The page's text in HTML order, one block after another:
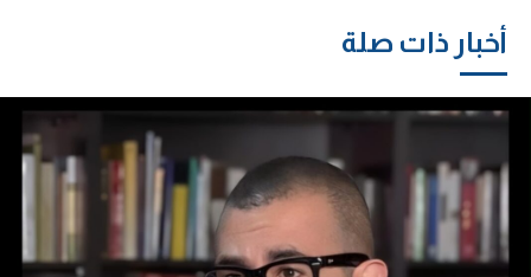
أخبار ذات صلة